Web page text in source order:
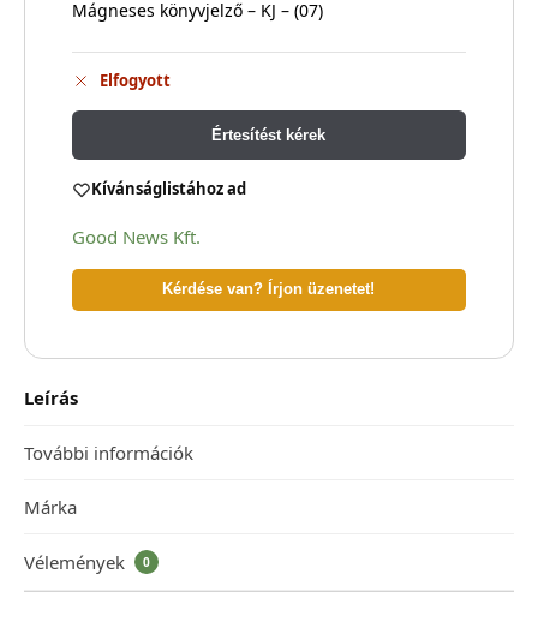
Mágneses könyvjelző – KJ – (07)
Elfogyott
Értesítést kérek
Kívánságlistához ad
Good News Kft.
Kérdése van? Írjon üzenetet!
Leírás
További információk
Márka
Vélemények 0